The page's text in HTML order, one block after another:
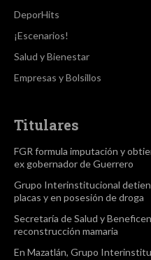
DeporHits
¡Escenarios!
Salud y Bienestar
Empresas y Bolsillos
Titulares
FGR formula imputación y
ex gobernador de Guerrero
Grupo Interinstitucional
placas y en posesión de droga
Secretaría de Salud y
reconstrucción mamaria
En Mazatlán, Grupo